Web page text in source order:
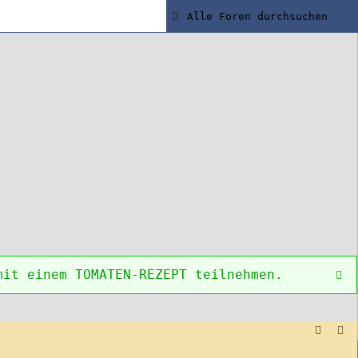
TOMATEN-REZEPT teilnehmen.